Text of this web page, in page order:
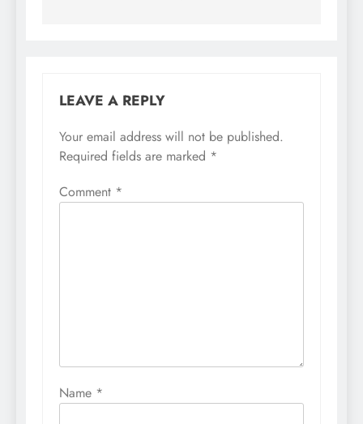
LEAVE A REPLY
Your email address will not be published.
Required fields are marked *
Comment *
Name *